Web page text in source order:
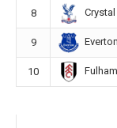
8
9 Everton
10 Fulham